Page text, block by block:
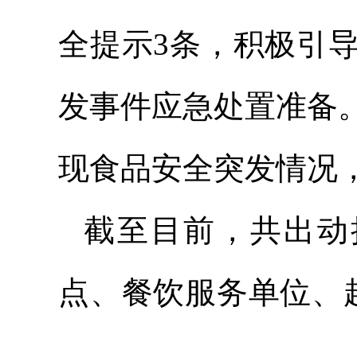
全提示3条，积极引
发事件应急处置准备
现食品安全突发情况
截至目前，共出
点、餐饮服务单位